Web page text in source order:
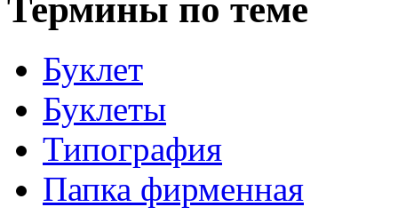
Термины по теме
Буклет
Буклеты
Типография
Папка фирменная